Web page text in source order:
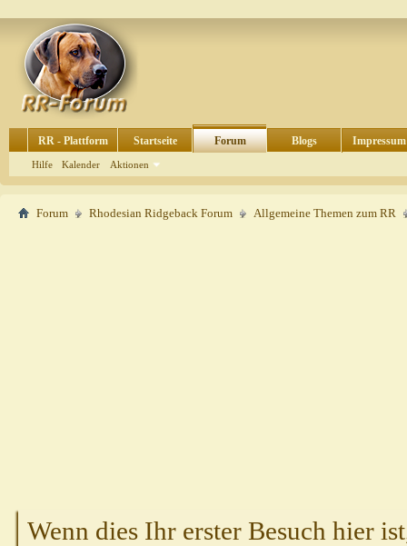
RR - Plattform Startseite Forum
Hilfe Kalender Aktionen
Blogs Impressum
Forum Rhodesian Ridgeback Forum Allgemeine Themen zum RR
Wenn dies Ihr erster Besuch hier